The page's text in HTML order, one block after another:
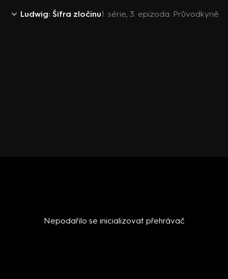
Ludwig: Šifra zločinu1. série, 3. epizoda: Průvodkyně
Nepodařilo se inicializovat přehrávač